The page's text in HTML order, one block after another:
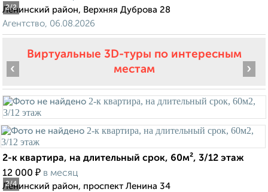
2/2
Ленинский район, Верхняя Дуброва 28
Агентство, 06.08.2026
Виртуальные 3D-туры по интересным
местам
2/4
‹ ›
2-к квартира, на длительный срок, 60м², 3/12 этаж
12 000 ₽ в месяц
Ленинский район, проспект Ленина 34